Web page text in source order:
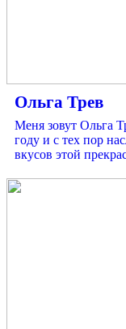
Ольга Трев
Меня зовут Ольга
году и с тех пор
вкусов этой